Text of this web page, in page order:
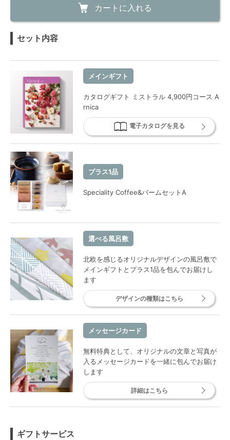
カートに入れる
セット内容
メインギフト
カタログギフト ミストラル 4,900円コース A
rnica
電子カタログを見る
プラス1品
Speciality Coffee&バームセットA
選べる風呂敷
北欧を感じるオリジナルデザインの風呂敷で
メインギフトとプラス1品を包んでお届けし
ます
デザインの種類はこちら
メッセージカード
無料特典として、オリジナルの文章と写真が
入るメッセージカードを一緒に包んでお届け
します
詳細はこちら
ギフトサービス